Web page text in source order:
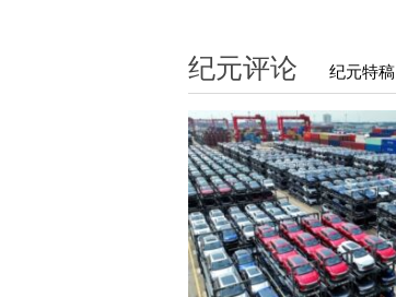
纪元评论 纪元特稿